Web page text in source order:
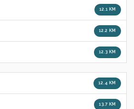
12.1 KM
12.2 KM
12.3 KM
12.4 KM
13.7 KM